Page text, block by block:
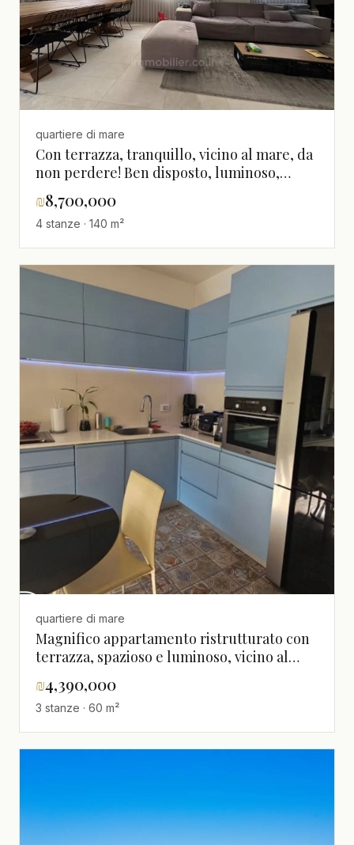
quartiere di mare
Con terrazza, tranquillo, vicino al mare, da
non perdere! Ben disposto, luminoso,
spazioso, magnifico, ristrutturato
₪8,700,000
4 stanze · 140 m²
quartiere di mare
Magnifico appartamento ristrutturato con
terrazza, spazioso e luminoso, vicino al
₪4,390,000
3 stanze · 60 m²